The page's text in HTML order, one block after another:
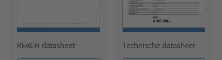
REACH datasheet Technische datasheet